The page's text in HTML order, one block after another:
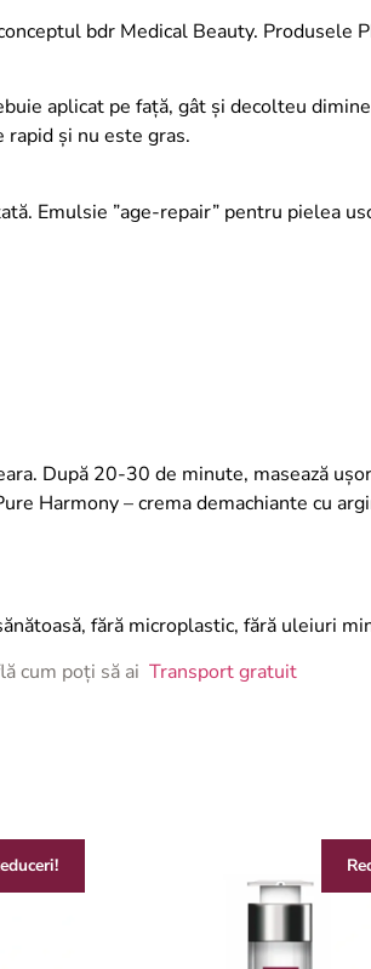
bdr Medical Beauty. Produsele
aplicat pe față, gât și decolteu
și nu este gras.
Emulsie ”age-repair” pentru pielea
După 20-30 de minute, masează
Harmony – crema demachiante cu
fără microplastic, fără uleiuri
cum poți să ai Transport gratuit